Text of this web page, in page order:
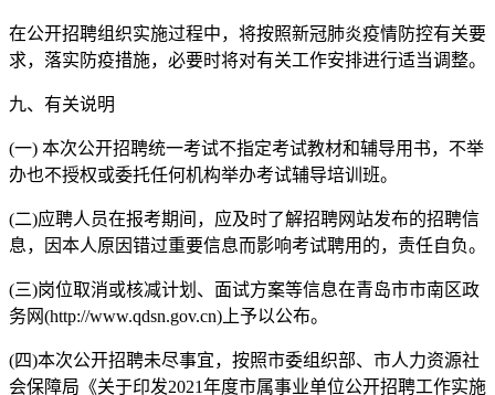
在公开招聘组织实施过程中，将按照新冠肺炎疫情防控有关要
求，落实防疫措施，必要时将对有关工作安排进行适当调整。
九、有关说明
(一) 本次公开招聘统一考试不指定考试教材和辅导用书，不举
办也不授权或委托任何机构举办考试辅导培训班。
(二)应聘人员在报考期间，应及时了解招聘网站发布的招聘信
息，因本人原因错过重要信息而影响考试聘用的，责任自负。
(三)岗位取消或核减计划、面试方案等信息在青岛市市南区政
务网(http://www.qdsn.gov.cn)上予以公布。
(四)本次公开招聘未尽事宜，按照市委组织部、市人力资源社
会保障局《关于印发2021年度市属事业单位公开招聘工作实施